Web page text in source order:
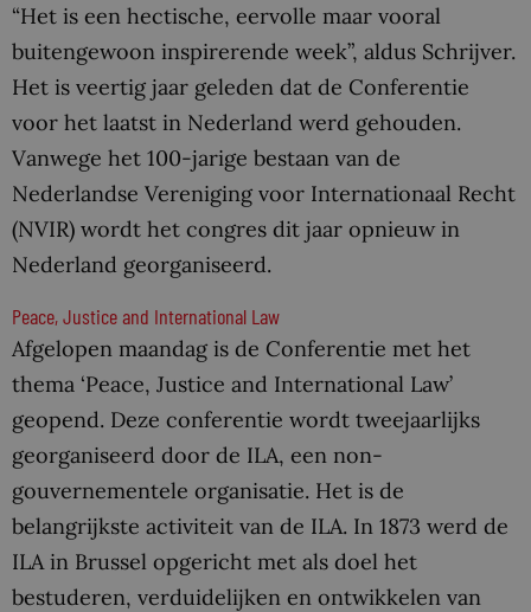
“Het is een hectische, eervolle maar vooral
buitengewoon inspirerende week”, aldus Schrijver.
Het is veertig jaar geleden dat de Conferentie
voor het laatst in Nederland werd gehouden.
Vanwege het 100-jarige bestaan van de
Nederlandse Vereniging voor Internationaal Recht
(NVIR) wordt het congres dit jaar opnieuw in
Nederland georganiseerd.
Peace, Justice and International Law
Afgelopen maandag is de Conferentie met het
thema ‘Peace, Justice and International Law’
geopend. Deze conferentie wordt tweejaarlijks
georganiseerd door de ILA, een non-
gouvernementele organisatie. Het is de
belangrijkste activiteit van de ILA. In 1873 werd de
ILA in Brussel opgericht met als doel het
bestuderen, verduidelijken en ontwikkelen van